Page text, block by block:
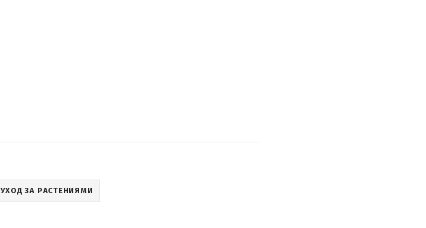
УХОД ЗА РАСТЕНИЯМИ